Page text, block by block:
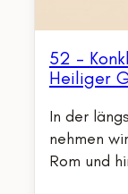
52 –
Heiliger
In der
nehmen
Rom und